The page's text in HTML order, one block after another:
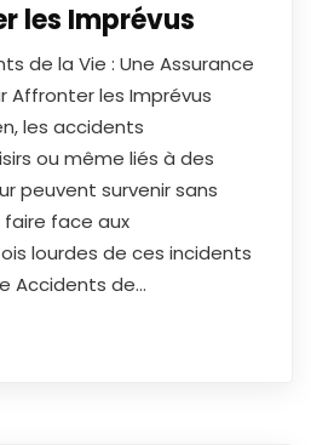
les Imprévus
de la Vie : Une Assurance
Affronter les Imprévus
les accidents
ou même liés à des
peuvent survenir sans
faire face aux
lourdes de ces incidents
Accidents de…